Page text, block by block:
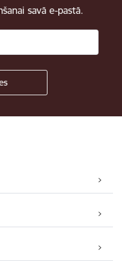
savā e-pastā.